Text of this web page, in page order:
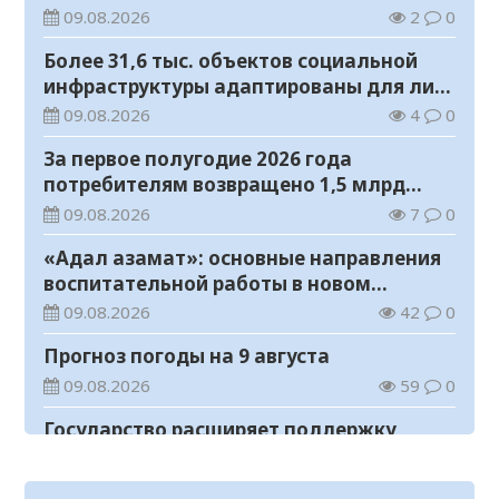
железнодорожных вокзалов
09.08.2026 2 0
Более 31,6 тыс. объектов социальной
инфраструктуры адаптированы для лиц
с инвалидностью
09.08.2026 4 0
За первое полугодие 2026 года
потребителям возвращено 1,5 млрд
тенге
09.08.2026 7 0
«Адал азамат»: основные направления
воспитательной работы в новом
учебном году
09.08.2026 42 0
Прогноз погоды на 9 августа
09.08.2026 59 0
Государство расширяет поддержку
регионы для работы
08.08.2026 75 0